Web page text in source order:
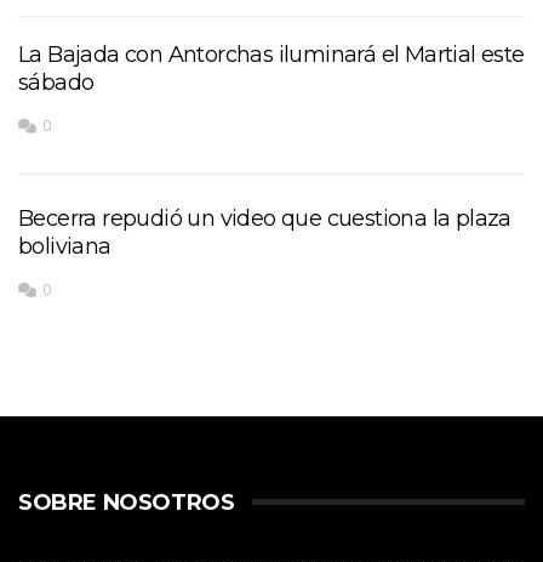
La Bajada con Antorchas iluminará el Martial este
sábado
0
Becerra repudió un video que cuestiona la plaza
boliviana
0
SOBRE NOSOTROS